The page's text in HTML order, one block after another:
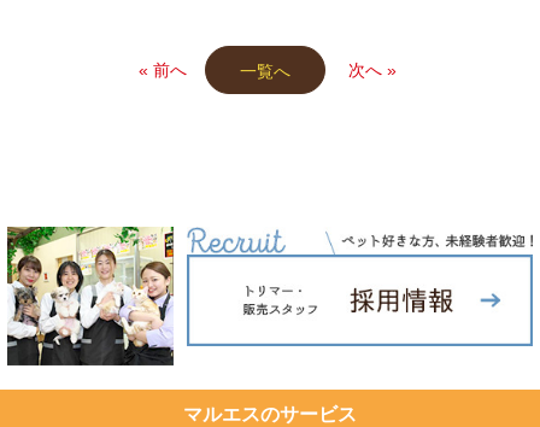
« 前へ 一覧へ 次へ »
マルエスのサービス